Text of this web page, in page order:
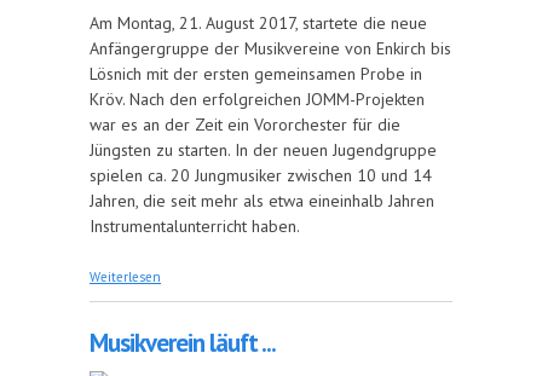
Am Montag, 21. August 2017, startete die neue
Anfängergruppe der Musikvereine von Enkirch bis
Lösnich mit der ersten gemeinsamen Probe in
Kröv. Nach den erfolgreichen JOMM-Projekten
war es an der Zeit ein Vororchester für die
Jüngsten zu starten. In der neuen Jugendgruppe
spielen ca. 20 Jungmusiker zwischen 10 und 14
Jahren, die seit mehr als etwa eineinhalb Jahren
Instrumentalunterricht haben.
Weiterlesen
Musikverein läuft ...